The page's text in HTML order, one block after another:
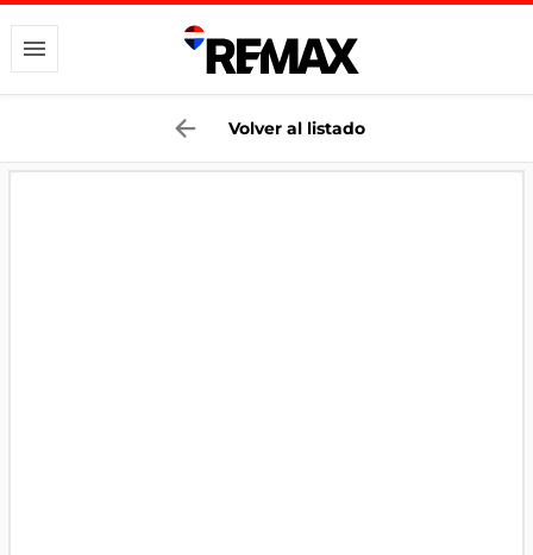
Volver al listado